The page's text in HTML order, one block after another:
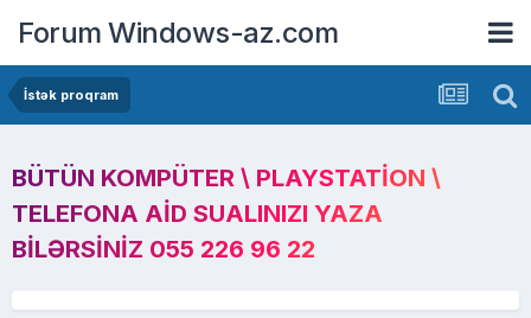
Forum Windows-az.com
İstək proqram
BÜTÜN KOMPÜTER \ PLAYSTATION \
TELEFONA AID SUALINIZI YAZA
BILƏRSINIZ 055 226 96 22